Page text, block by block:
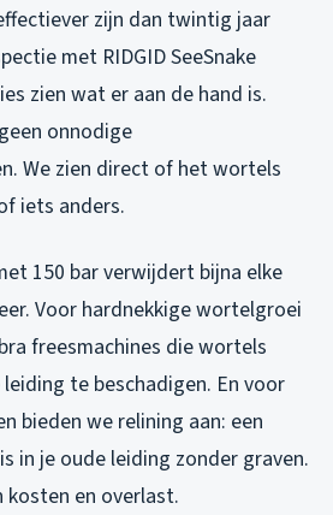
zijn dan twintig jaar
met RIDGID SeeSnake
zien wat er aan de hand is.
onnodige
We zien direct of het wortels
iets anders.
150 bar verwijdert bijna elke
Voor hardnekkige wortelgroei
freesmachines die wortels
te beschadigen. En voor
bieden we relining aan: een
in je oude leiding zonder graven.
kosten en overlast.